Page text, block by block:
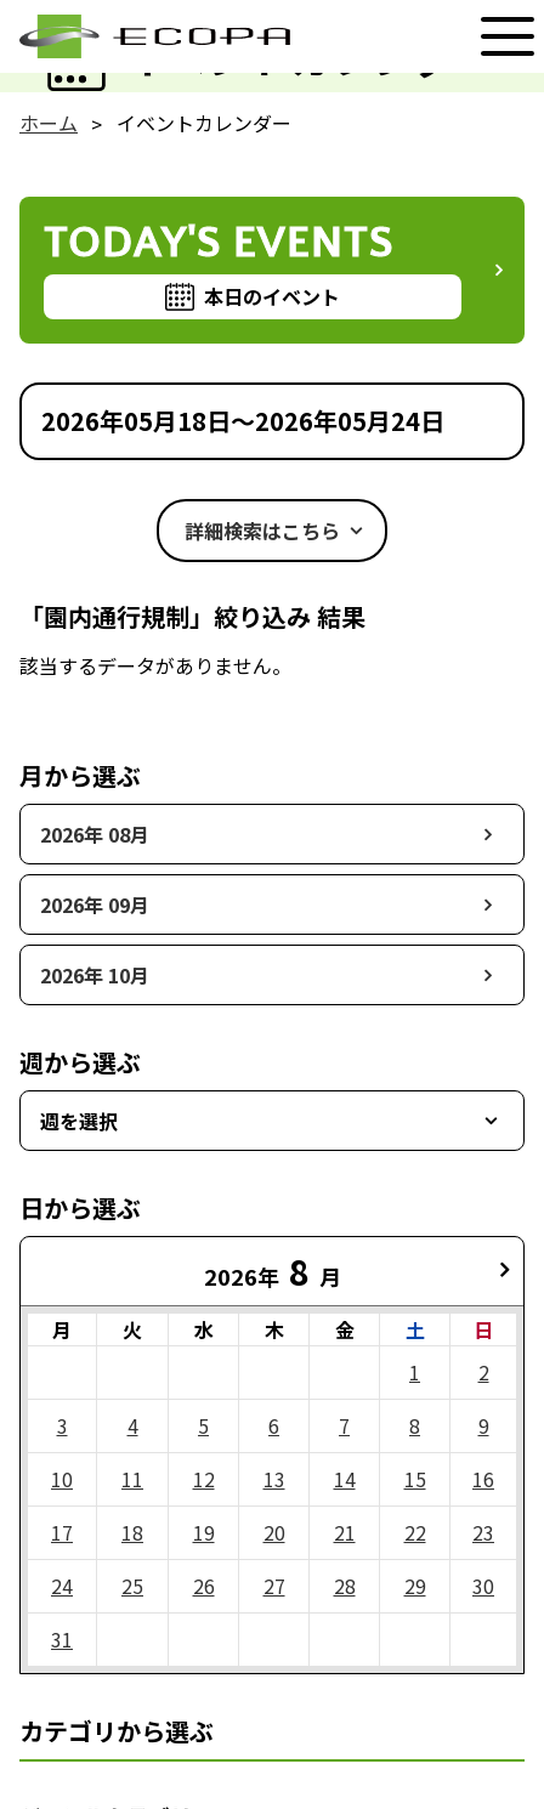
イベントカレンダー
EVENT
ホーム イベントカレンダー
TODAY'S EVENTS
本日のイベント
2026年05月18日～2026年05月24日
詳細検索はこちら
「園内通行規制」絞り込み 結果
該当するデータがありません。
月から選ぶ
2026年 08月
2026年 09月
2026年 10月
週から選ぶ
週を選択
日から選ぶ
2026年 8 月
月 火 水 木 金 土
日
1
2
3
4 5 6 7 8
9
10
11 12 13 14 15
16
17
18 19 20 21 22
23
24
25 26 27 28 29
30
31
カテゴリから選ぶ